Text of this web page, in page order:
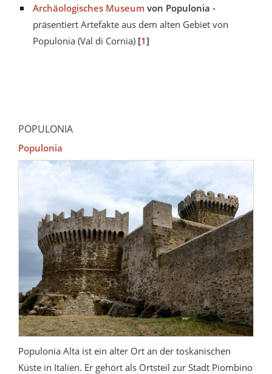
Archäologisches Museum von Populonia -
präsentiert Artefakte aus dem alten Gebiet von
Populonia (Val di Cornia) [1]
POPULONIA
Populonia
Populonia Alta ist ein alter Ort an der toskanischen
Küste in Italien. Er gehört als Ortsteil zur Stadt Piombino